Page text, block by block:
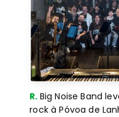
R. Big Noise Band
rock à Póvoa de